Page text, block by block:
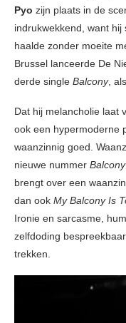
Pyo zijn plaats in de
indrukwekkend, want
haalde zonder moeite
Brussel lanceerde De
derde single Balcony,
Dat hij melancholie laat
ook een hypermoderne
waanzinnig goed.
nieuwe nummer Balcony
brengt over een
dan ook My Balcony Is
Ironie en sarcasme,
zelfdoding
trekken.